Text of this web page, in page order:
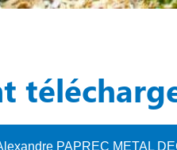
PAPREC METAL